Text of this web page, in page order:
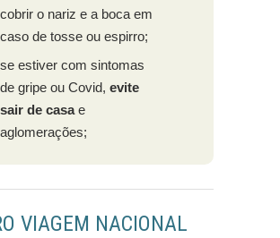
cobrir o nariz e a boca em
caso de tosse ou espirro;
se estiver com sintomas
de gripe ou Covid, evite
sair de casae
aglomerações;
VIAGEM NACIONAL